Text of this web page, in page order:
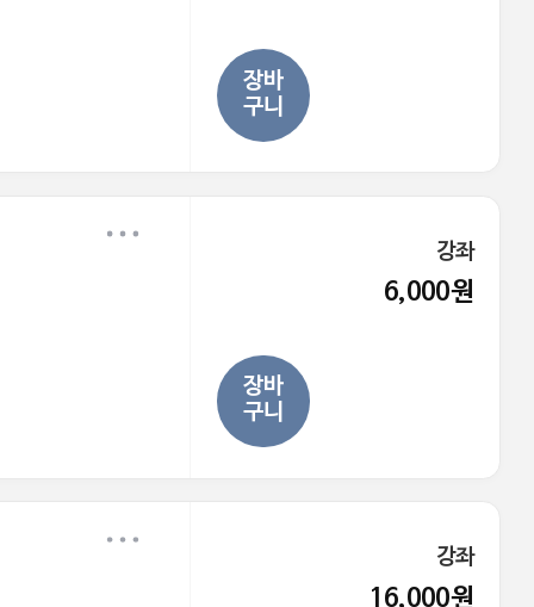
장바
구니
강좌
6,000원
장바
구니
강좌
16,000원